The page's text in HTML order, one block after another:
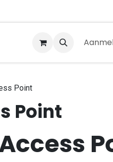
Over Tempro
Point
Point